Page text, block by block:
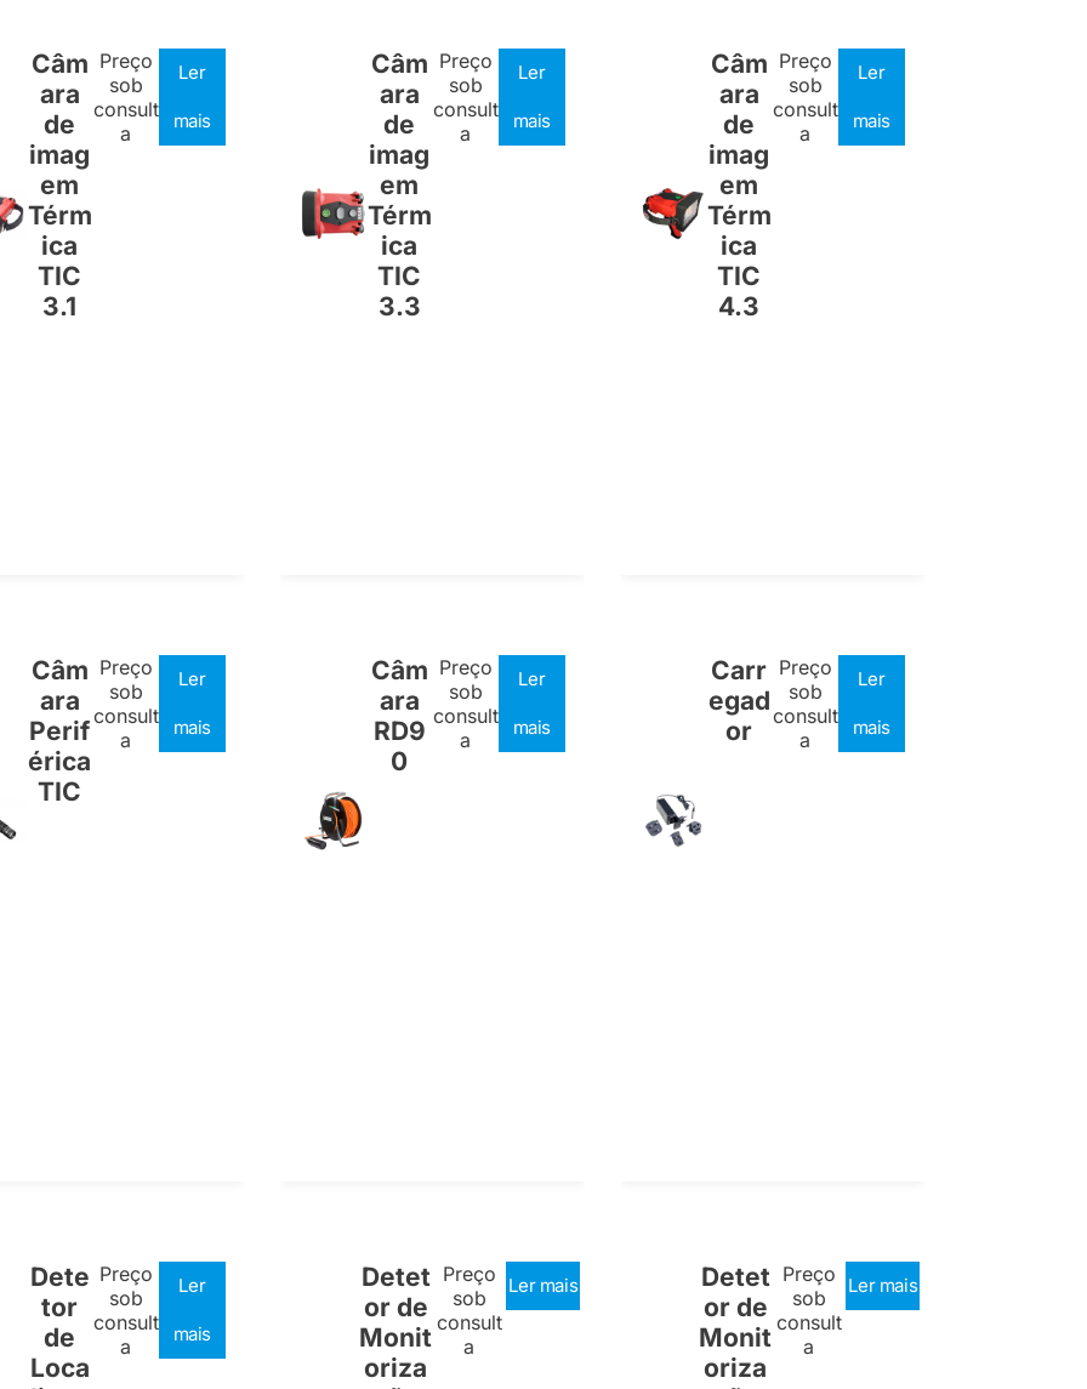
Câm
ara
de
imag
em
Térm
ica
TIC
3.1
Preço
sob
consult
a
Ler
mais
Câm
ara
de
imag
em
Térm
ica
TIC
3.3
Preço
sob
consult
a
Ler
mais
Câm
ara
de
imag
em
Térm
ica
TIC
4.3
Preço
sob
consult
a
Ler
mais
Câm
ara
Perif
érica
TIC
Preço
sob
consult
a
Ler
mais
Câm
ara
RD9
0
Preço
sob
consult
a
Ler
mais
Carr
egad
or
Preço
sob
consult
a
Ler
mais
Dete
tor
de
Loca
Preço
sob
consult
a
Ler
mais
Detet
or de
Monit
oriza
Preço
sob
consult
a
Ler mais
Detet
or de
Monit
oriza
Preço
sob
consult
a
Ler mais